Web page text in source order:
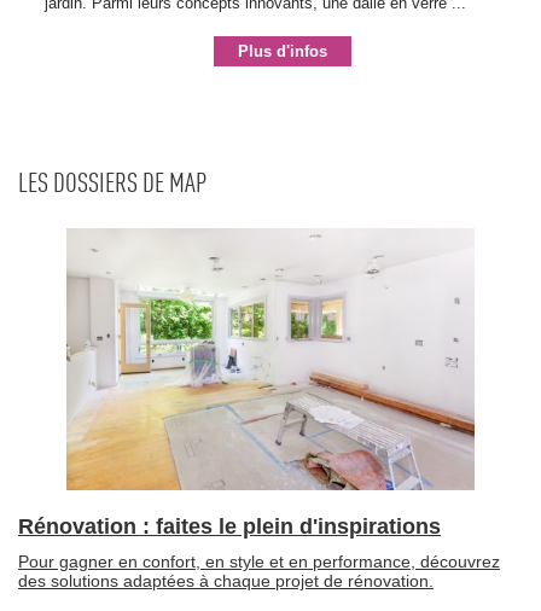
Plus d'infos
LES DOSSIERS DE MAP
Rénovation : faites le plein d'inspirations
Pour gagner en confort, en style et en performance, découvrez
des solutions adaptées à chaque projet de rénovation.